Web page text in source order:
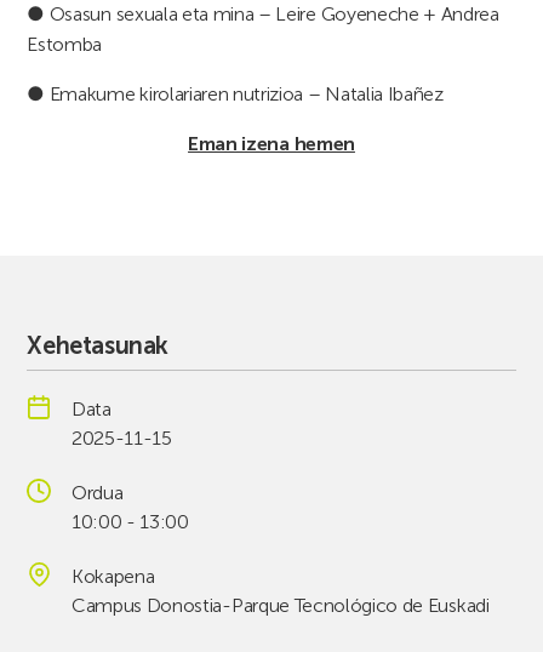
● Osasun sexuala eta mina – Leire Goyeneche + Andrea
Estomba
● Emakume kirolariaren nutrizioa – Natalia Ibañez
Eman izena hemen
Xehetasunak
Data
2025-11-15
Ordua
10:00 - 13:00
Kokapena
Campus Donostia-Parque Tecnológico de Euskadi